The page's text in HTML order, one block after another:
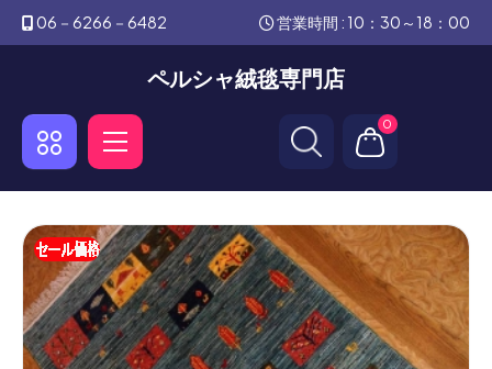
06－6266－6482 営業時間 : 10：30～18：00
ペルシャ絨毯専門店
0